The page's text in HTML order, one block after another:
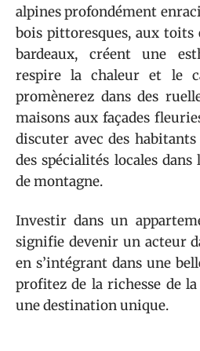
alpines profondément
bois pittoresques, aux toits
bardeaux, créent une
respire la chaleur et le
promènerez dans des
maisons aux façades
discuter avec des
des spécialités locales
de montagne.
Investir dans un
signifie devenir un acteur
en s’intégrant dans une
profitez de la richesse de
une destination unique.